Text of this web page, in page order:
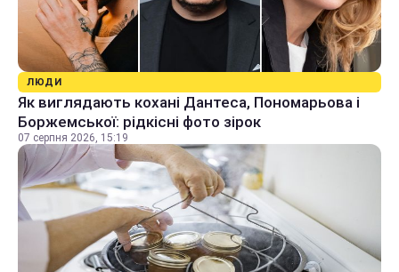
ЛЮДИ
Як виглядають кохані Дантеса, Пономарьова і
Боржемської: рідкісні фото зірок
07 серпня 2026, 15:19